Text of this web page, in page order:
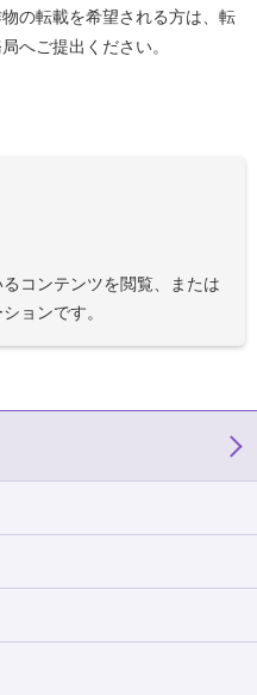
の転載を希望される方は、転
へご提出ください。
コンテンツを閲覧、または
ョンです。